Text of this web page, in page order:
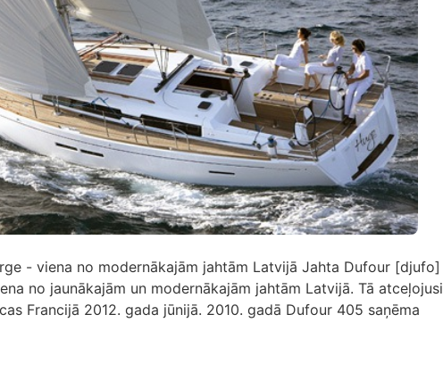
- viena no modernākajām jahtām Latvijā Jahta Dufour [djufo]
no jaunākajām un modernākajām jahtām Latvijā. Tā atceļojusi
Francijā 2012. gada jūnijā. 2010. gadā Dufour 405 saņēma